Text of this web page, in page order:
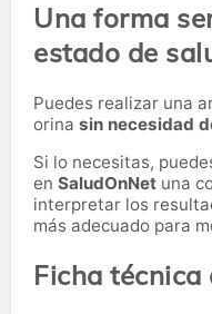
Una forma
estado de
Puedes realizar una
orina sin necesidad
Si lo necesitas,
en SaludOnNet una
interpretar los
más adecuado para
Ficha